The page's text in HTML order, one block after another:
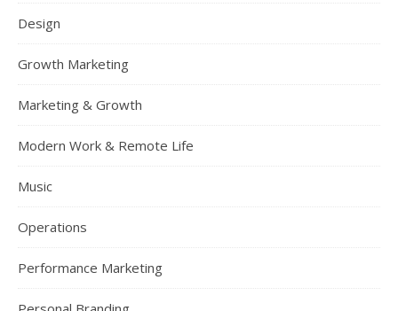
Design
Growth Marketing
Marketing & Growth
Modern Work & Remote Life
Music
Operations
Performance Marketing